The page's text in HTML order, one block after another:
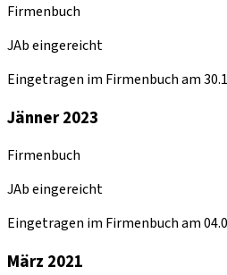
Firmenbuch
JAb eingereicht
Eingetragen im Firmenbuch am
Jänner 2023
Firmenbuch
JAb eingereicht
Eingetragen im Firmenbuch am
März 2021